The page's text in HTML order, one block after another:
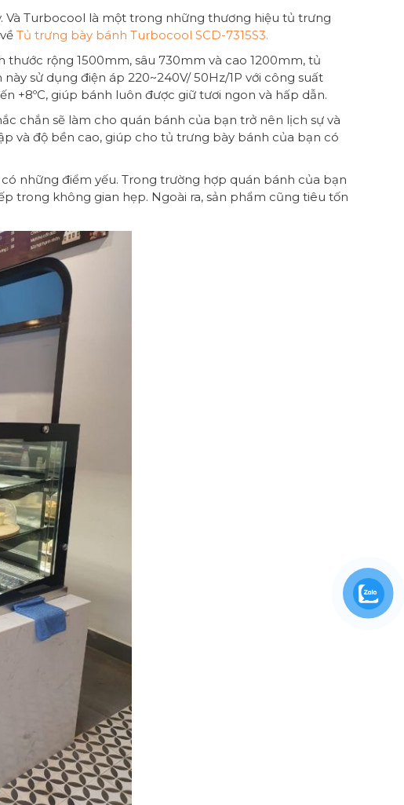
Turbocool là một trong những thương hiệu tủ trưng
Tủ trưng bày bánh Turbocool SCD-7315S3.
rộng 1500mm, sâu 730mm và cao 1200mm, tủ
sử dụng điện áp 220~240V/ 50Hz/1P với công suất
+8ºC, giúp bánh luôn được giữ tươi ngon và hấp dẫn.
chắn sẽ làm cho quán bánh của bạn trở nên lịch sự và
và độ bền cao, giúp cho tủ trưng bày bánh của bạn có
những điểm yếu. Trong trường hợp quán bánh của bạn
trong không gian hẹp. Ngoài ra, sản phẩm cũng tiêu tốn